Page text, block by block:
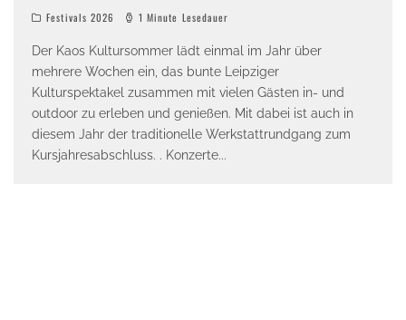
Festivals 2026 1 Minute Lesedauer
Der Kaos Kultursommer lädt einmal im Jahr über
mehrere Wochen ein, das bunte Leipziger
Kulturspektakel zusammen mit vielen Gästen in- und
outdoor zu erleben und genießen. Mit dabei ist auch in
diesem Jahr der traditionelle Werkstattrundgang zum
Kursjahresabschluss. . Konzerte...